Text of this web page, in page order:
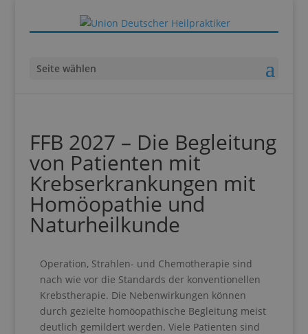
Seite wählen
FFB 2027 – Die Begleitung
von Patienten mit
Krebserkrankungen mit
Homöopathie und
Naturheilkunde
Operation, Strahlen- und Chemotherapie sind
nach wie vor die Standards der konventionellen
Krebstherapie. Die Nebenwirkungen können
durch gezielte homöopathische Begleitung meist
deutlich gemildert werden. Viele Patienten sind